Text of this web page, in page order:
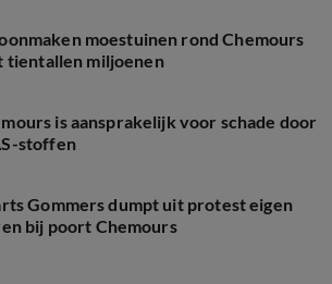
moestuinen rond Chemours
tientallen miljoenen
is aansprakelijk voor schade door
stoffen
Gommers dumpt uit protest eigen
bij poort Chemours